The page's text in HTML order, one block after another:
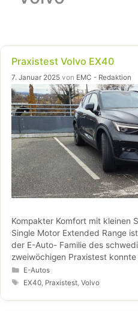
Praxistest Volvo EX40
7. Januar 2025 von EMC - Redaktion
Kompakter Komfort mit kleinen
Single Motor Extended Range
der E-Auto- Familie des
zweiwöchigen Praxistest
Aspekten überzeugen, doch
Assistenzsystemen und Details
Kategorien
E-Autos
Schlagwörter
EX40, Praxistest,Volvo